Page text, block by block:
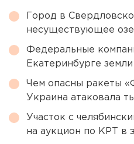
Город в
несуществующее
Федеральные
Екатеринбурге
Чем опасны ракеты
Украина атаковала
Участок с
на аукцион по КРТ в